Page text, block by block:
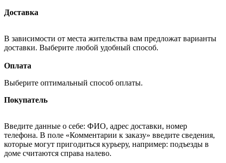
Доставка
В зависимости от места жительства вам предложат варианты
доставки. Выберите любой удобный способ.
Оплата
Выберите оптимальный способ оплаты.
Покупатель
Введите данные о себе: ФИО, адрес доставки, номер
телефона. В поле «Комментарии к заказу» введите сведения,
которые могут пригодиться курьеру, например: подъезды в
доме считаются справа налево.